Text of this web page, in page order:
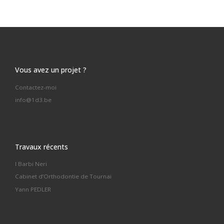
Vous avez un projet ?
Contactez-moi
info@1d3.be
Travaux récents
I Barbi Neri
Cabinet d’Orthodontie de Tournai
Yann PEDLER